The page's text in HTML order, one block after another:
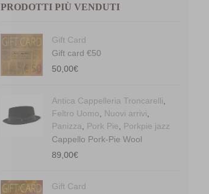
PRODOTTI PIÙ VENDUTI
Gift Card
Gift card €50
50,00€
Antica Cappelleria Troncarelli,
Feltro Uomo, Nuovi arrivi,
Panizza, Pork Pie, Porkpie jazz
Cappello Pork-Pie Wool
89,00€
Gift Card